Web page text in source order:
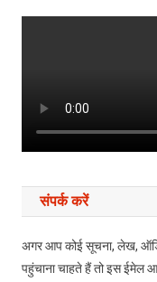
संपर्क करें
अगर आप कोई सूचना, लेख,
पहुंचाना चाहते हैं तो इस ईमेल